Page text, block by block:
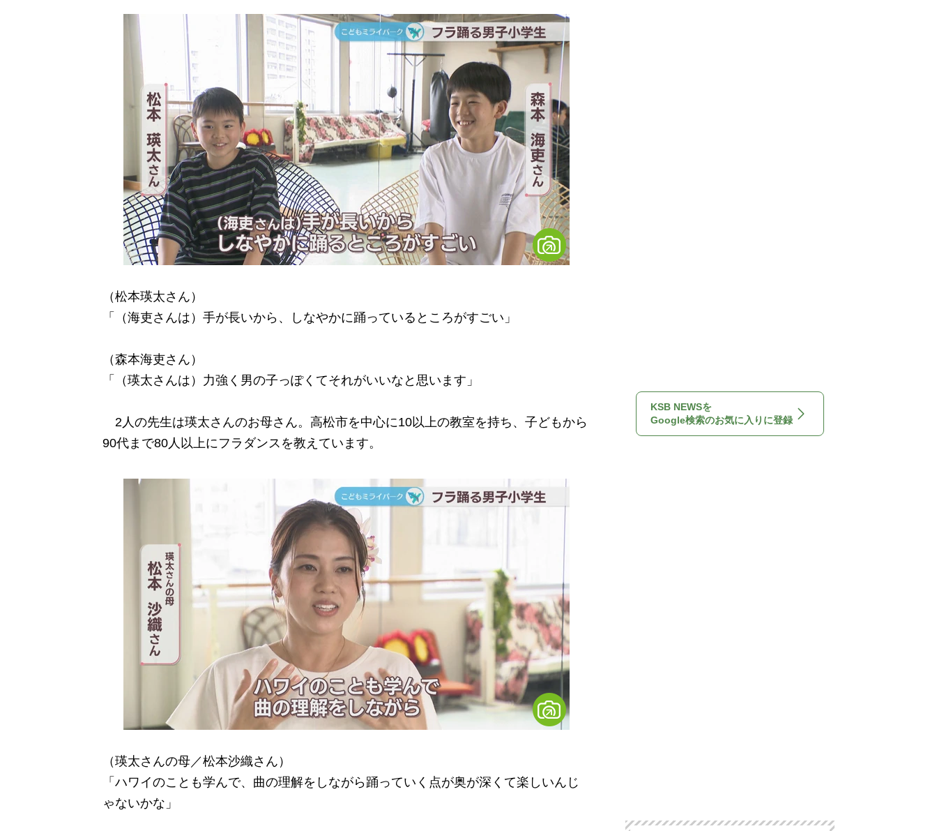
（松本瑛太さん）
「（海吏さんは）手が長いから、しなやかに踊っているところがすごい」
（森本海吏さん）
「（瑛太さんは）力強く男の子っぽくてそれがいいなと思います」
2人の先生は瑛太さんのお母さん。高松市を中心に10以上の教室を持ち、子どもから
90代まで80人以上にフラダンスを教えています。
（瑛太さんの母／松本沙織さん）
「ハワイのことも学んで、曲の理解をしながら踊っていく点が奥が深くて楽しいんじ
ゃないかな」
KSB NEWSを
Google検索のお気に入りに登録